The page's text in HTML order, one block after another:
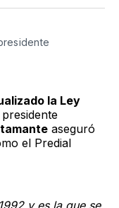
la Ley
aseguró
el Predial
y es la que se